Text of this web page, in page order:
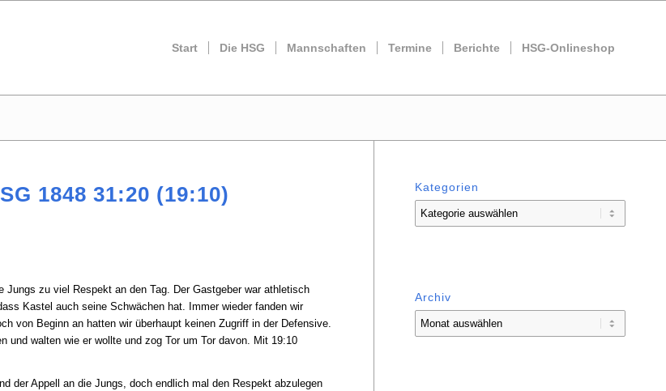
Start Die HSG Mannschaften Termine Berichte HSG-Onlineshop
1848 31:20 (19:10)
Jungs zu viel Respekt an den Tag. Der Gastgeber war athletisch
Kastel auch seine Schwächen hat. Immer wieder fanden wir
von Beginn an hatten wir überhaupt keinen Zugriff in der Defensive.
und walten wie er wollte und zog Tor um Tor davon. Mit 19:10
der Appell an die Jungs, doch endlich mal den Respekt abzulegen
Kategorien
Kategorien
Archiv